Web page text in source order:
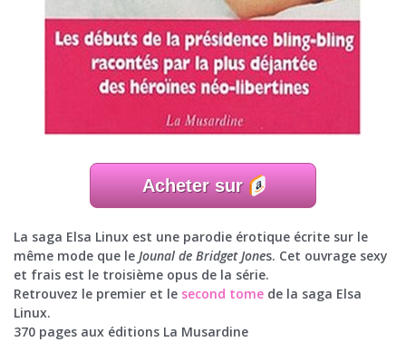
Acheter sur
La saga Elsa Linux est une parodie érotique écrite sur le
même mode que le Jounal de Bridget Jones. Cet ouvrage sexy
et frais est le troisième opus de la série.
Retrouvez le premier et le second tome de la saga Elsa
Linux.
370 pages aux éditions La Musardine